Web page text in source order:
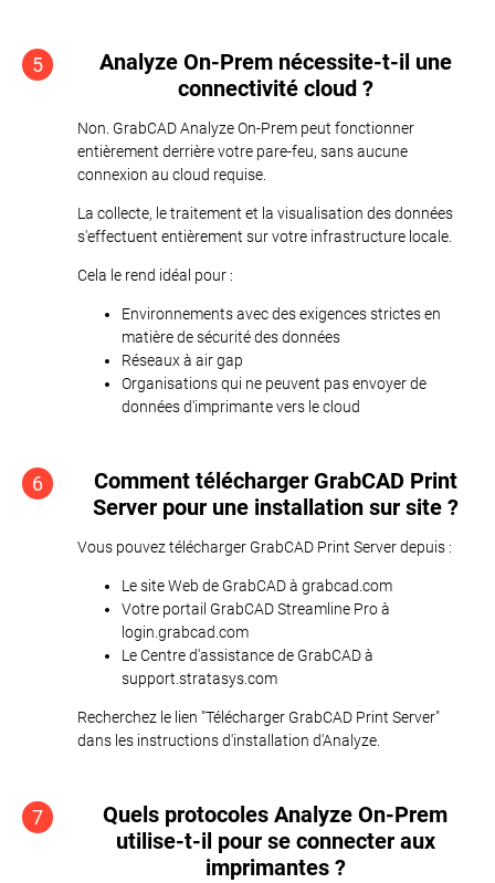
5
Analyze On-Prem nécessite-t-il une
connectivité cloud ?
Non. GrabCAD Analyze On-Prem peut fonctionner
entièrement derrière votre pare-feu, sans aucune
connexion au cloud requise.
La collecte, le traitement et la visualisation des données
s'effectuent entièrement sur votre infrastructure locale.
Cela le rend idéal pour :
Environnements avec des exigences strictes en
matière de sécurité des données
Réseaux à air gap
Organisations qui ne peuvent pas envoyer de
données d'imprimante vers le cloud
6
Comment télécharger GrabCAD Print
Server pour une installation sur site ?
Vous pouvez télécharger GrabCAD Print Server depuis :
Le site Web de GrabCAD à grabcad.com
Votre portail GrabCAD Streamline Pro à
login.grabcad.com
Le Centre d'assistance de GrabCAD à
support.stratasys.com
Recherchez le lien "Télécharger GrabCAD Print Server"
dans les instructions d'installation d'Analyze.
7
Quels protocoles Analyze On-Prem
utilise-t-il pour se connecter aux
imprimantes ?